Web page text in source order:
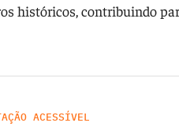
históricos, contribuindo
ACESSÍVEL